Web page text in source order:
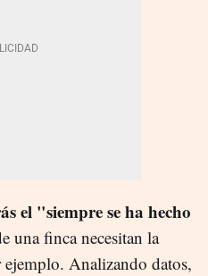
el "siempre se ha hecho
una finca necesitan la
Analizando datos,